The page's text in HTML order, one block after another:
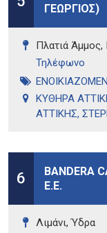
ΓΕΩΡΓΙΟΣ)
Πλατιά
Τηλέφωνo
ΚΥΘΗΡΑ
ΑΤΤΙΚΗΣ,
6
BANDERA
Ε.Ε.
Λιμάνι, Ύδρα